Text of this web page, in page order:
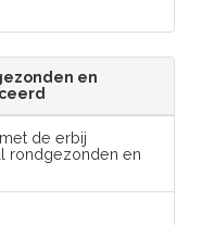
en
de erbij
rondgezonden en